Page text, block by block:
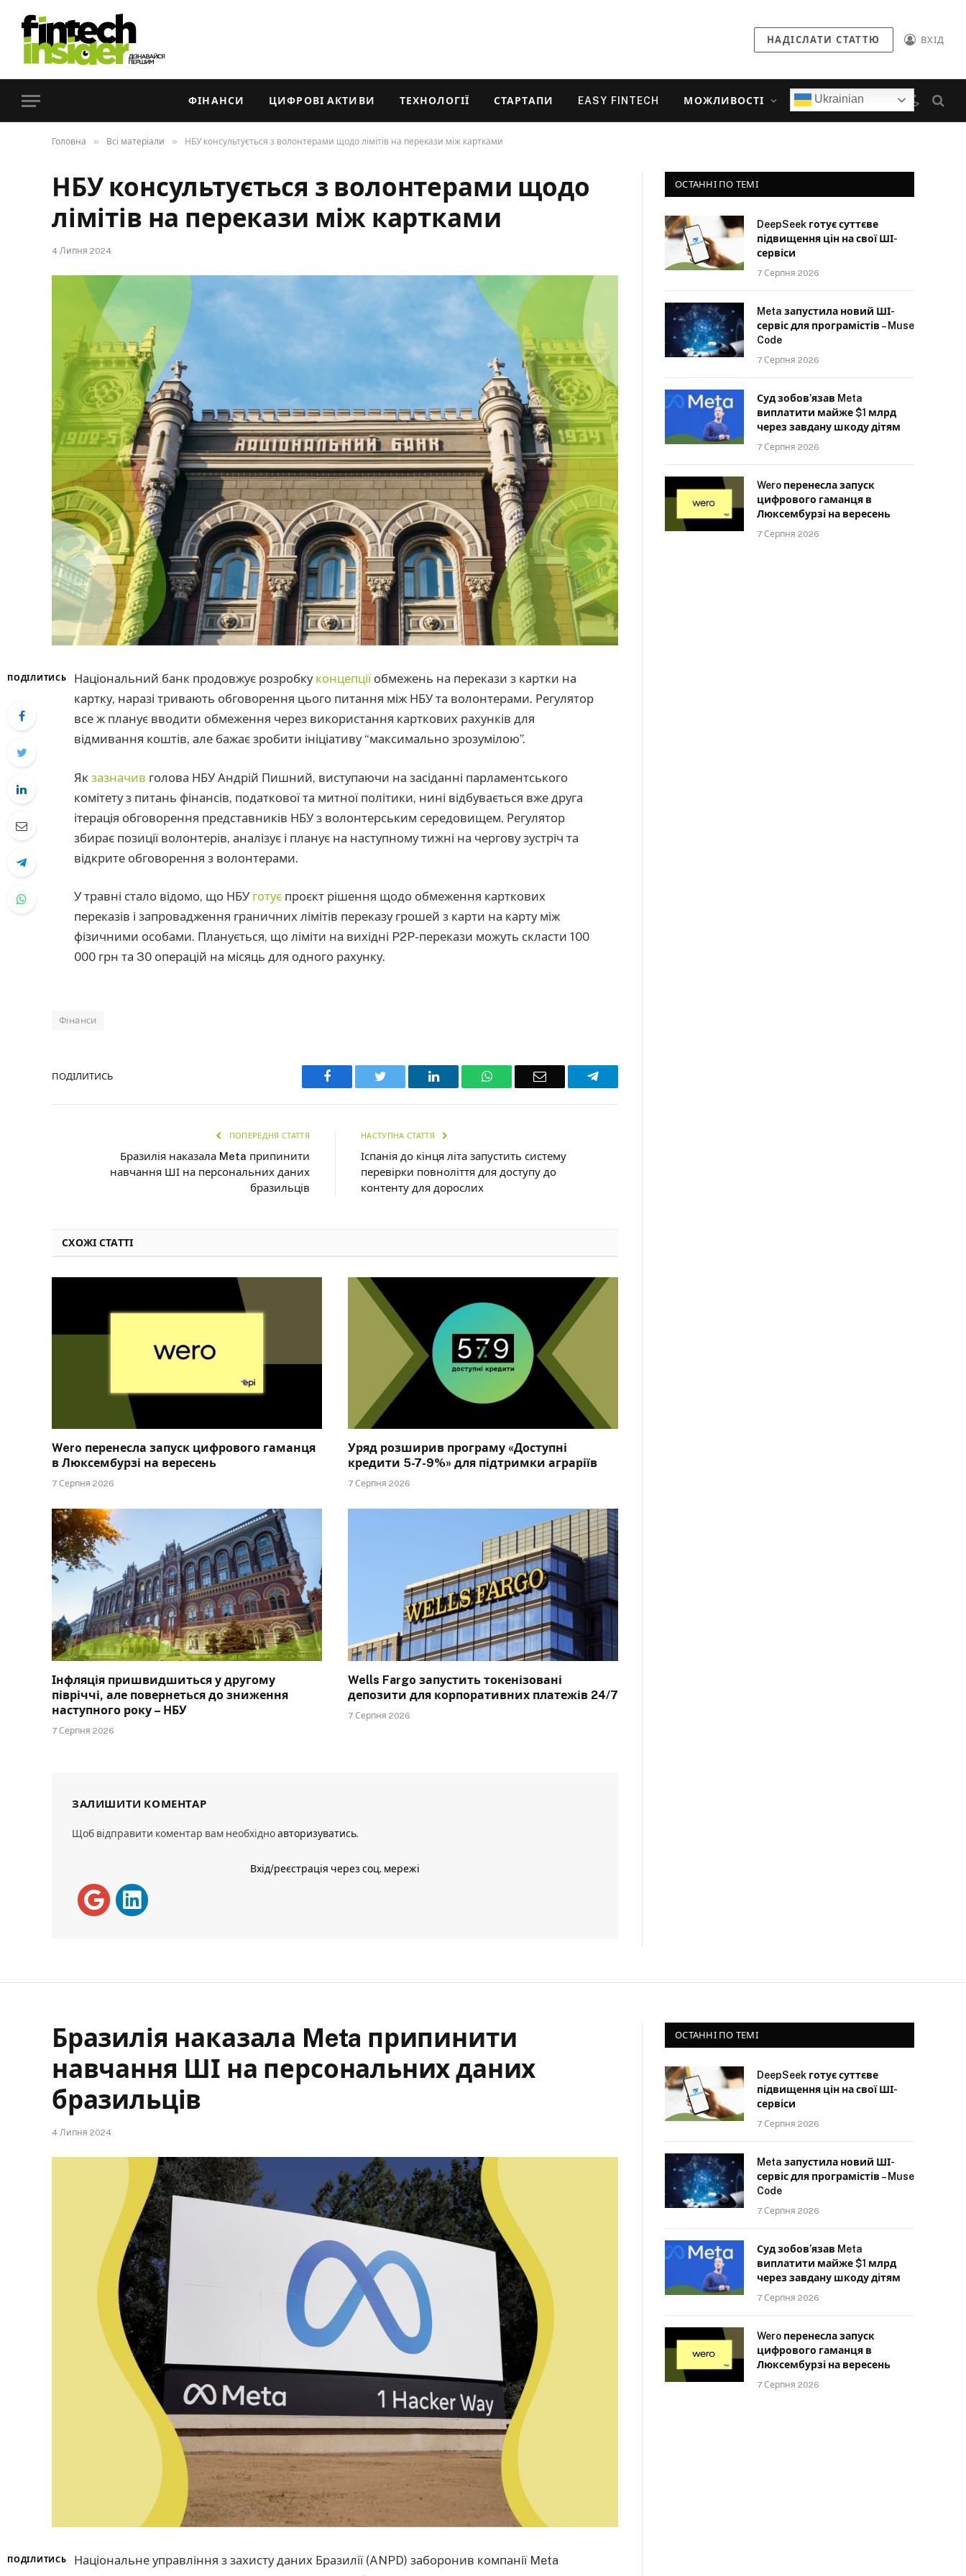
НАДІСЛАТИ СТАТТЮ ВХІД
ФІНАНСИ ЦИФРОВІ АКТИВИ ТЕХНОЛОГІЇ СТАРТАПИ EASY FINTECH МОЖЛИВОСТІ Ukrainian
Головна » Всі матеріали » НБУ консультується з волонтерами щодо лімітів на перекази між картками
НБУ консультується з волонтерами щодо
лімітів на перекази між картками
4 Липня 2024
ПОДІЛИТИСЬ Національний банк продовжує розробку концепціїобмежень на перекази з картки на
картку, наразі тривають обговорення цього питання між НБУ та волонтерами. Регулятор
все ж планує вводити обмеження через використання карткових рахунків для
відмивання коштів, але бажає зробити ініціативу “максимально зрозумілою”.
Як зазначив голова НБУ Андрій Пишний, виступаючи на засіданні парламентського
комітету з питань фінансів, податкової та митної політики, нині відбувається вже друга
ітерація обговорення представників НБУ з волонтерським середовищем. Регулятор
збирає позиції волонтерів, аналізує і планує на наступному тижні на чергову зустріч та
відкрите обговорення з волонтерами.
У травні стало відомо, що НБУ готує проєкт рішення щодо обмеження карткових
переказів і запровадження граничних лімітів переказу грошей з карти на карту між
фізичними особами. Планується, що ліміти на вихідні P2P-перекази можуть скласти 100
000 грн та 30 операцій на місяць для одного рахунку.
Фінанси
ПОДІЛИТИСЬ Facebook Twitter LinkedIn WhatsAppEmail Telegram
ПОПЕРЕДНЯ СТАТТЯ
Бразилія наказала Meta припинити
навчання ШІ на персональних даних
бразильців
НАСТУПНА СТАТТЯ
Іспанія до кінця літа запустить систему
перевірки повноліття для доступу до
контенту для дорослих
СХОЖІ СТАТТІ
Wero перенесла запуск цифрового гаманця
в Люксембурзі на вересень
7 Серпня 2026
Уряд розширив програму «Доступні
кредити 5-7-9%» для підтримки аграріїв
7 Серпня 2026
Інфляція пришвидшиться у другому
півріччі, але повернеться до зниження
наступного року – НБУ
7 Серпня 2026
Wells Fargo запустить токенізовані
депозити для корпоративних платежів 24/7
7 Серпня 2026
ЗАЛИШИТИ КОМЕНТАР
Щоб відправити коментар вам необхідноавторизуватись.
Вхід/реєстрація через соц. мережі
ОСТАННІ ПО ТЕМІ
DeepSeek готує суттєве
підвищення цін на свої ШІ-
сервіси
7 Серпня 2026
Meta запустила новий ШІ-
сервіс для програмістів – Muse
Code
7 Серпня 2026
Суд зобов’язав Meta
виплатити майже $1 млрд
через завдану шкоду дітям
7 Серпня 2026
Wero перенесла запуск
цифрового гаманця в
Люксембурзі на вересень
7 Серпня 2026
Бразилія наказала Meta припинити
навчання ШІ на персональних даних
бразильців
4 Липня 2024
ПОДІЛИТИСЬ
Національне управління з захисту даних Бразилії (ANPD) заборонив компанії Meta
ОСТАННІ ПО ТЕМІ
DeepSeek готує суттєве
підвищення цін на свої ШІ-
сервіси
7 Серпня 2026
Meta запустила новий ШІ-
сервіс для програмістів – Muse
Code
7 Серпня 2026
Суд зобов’язав Meta
виплатити майже $1 млрд
через завдану шкоду дітям
7 Серпня 2026
Wero перенесла запуск
цифрового гаманця в
Люксембурзі на вересень
7 Серпня 2026